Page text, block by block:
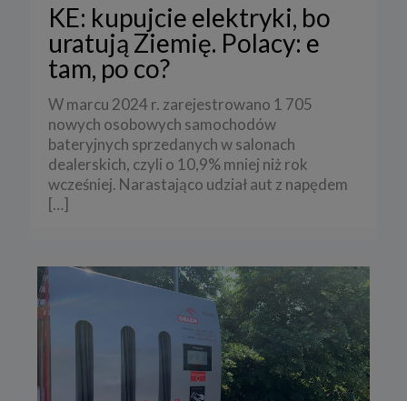
KE: kupujcie elektryki, bo
uratują Ziemię. Polacy: e
tam, po co?
W marcu 2024 r. zarejestrowano 1 705
nowych osobowych samochodów
bateryjnych sprzedanych w salonach
dealerskich, czyli o 10,9% mniej niż rok
wcześniej. Narastająco udział aut z napędem
[…]